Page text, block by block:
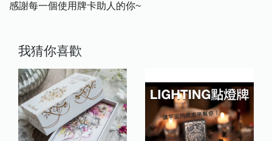
感謝每一個使用牌卡助人的你~
我猜你喜歡